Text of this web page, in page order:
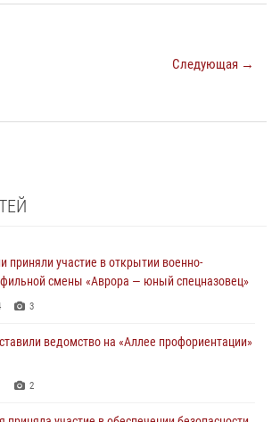
Следующая →
приняли участие в открытии военно-
смены «Аврора — юный спецназовец»
3
ведомство на «Аллее профориентации»
2